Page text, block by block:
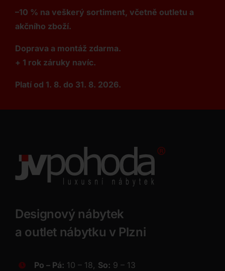
–10 % na veškerý sortiment, včetně outletu a
akčního zboží.
Doprava a montáž zdarma.
+ 1 rok záruky navíc.
Platí od 1. 8. do 31. 8. 2026.
Designový nábytek
a outlet nábytku v Plzni
Po – Pá: 10 – 18, So: 9 – 13